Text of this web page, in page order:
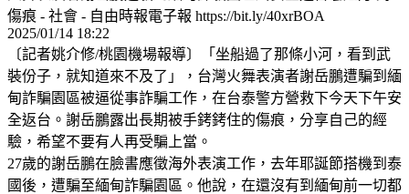
傷痕 - 社會 - 自由時報電子報 https://bit.ly/40xrBOA
2025/01/14 18:22
〔記者姚介修/桃園機場報導〕「坐船過了那條小河，看到武
裝份子，就知道來不及了」，台灣火舞表演者謝岳鵬遭騙到緬
甸詐騙園區被逼從事詐騙工作，在台泰警方營救下今天下午安
全返台。謝岳鵬露出長期被手銬銬住的傷痕，分享自己的經
驗，希望不要有人再受騙上當。
27歲的謝岳鵬在臉書應徵海外表演工作，去年耶誕節搭機到泰
國後，遭騙至緬甸詐騙園區。他說，在還沒有到緬甸前一切都